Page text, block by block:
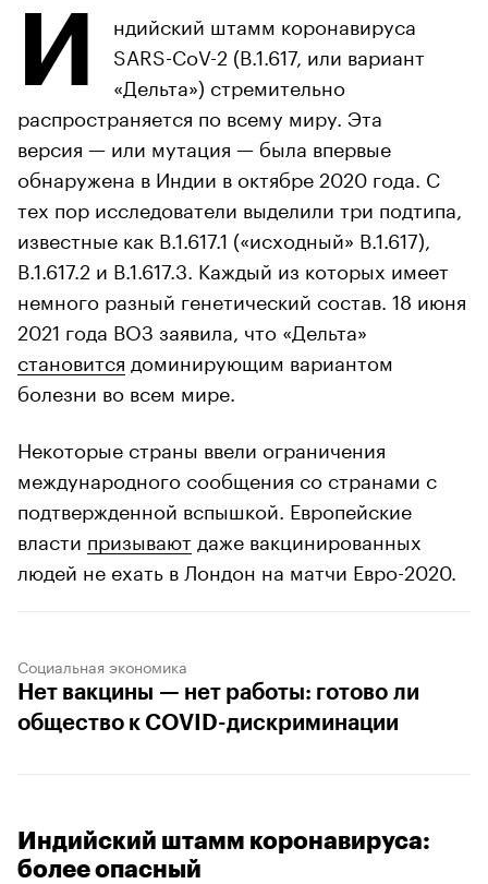
И
ндийский штамм коронавируса
SARS-CoV-2 (B.1.617, или вариант
«Дельта») стремительно
распространяется по всему миру. Эта
версия — или мутация — была впервые
обнаружена в Индии в октябре 2020 года. С
тех пор исследователи выделили три подтипа,
известные как B.1.617.1 («исходный» B.1.617),
B.1.617.2 и B.1.617.3. Каждый из которых имеет
немного разный генетический состав. 18 июня
2021 года ВОЗ заявила, что «Дельта»
становится доминирующим вариантом
болезни во всем мире.
Некоторые страны ввели ограничения
международного сообщения со странами с
подтвержденной вспышкой. Европейские
власти призывают даже вакцинированных
людей не ехать в Лондон на матчи Евро-2020.
Социальная экономика
Нет вакцины — нет работы: готово ли
общество к COVID-дискриминации
Индийский штамм коронавируса:
более опасный